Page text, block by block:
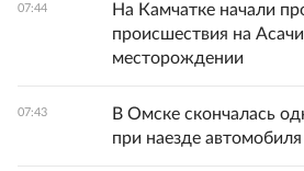
07:44
На Камчатке начали
происшествия на
месторождении
07:43
В Омске скончалась
при наезде